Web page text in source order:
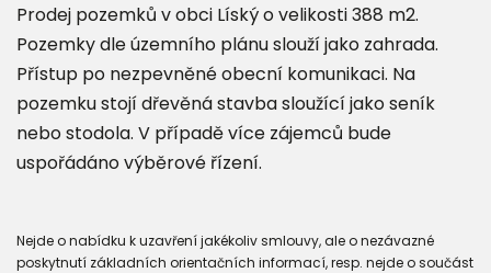
Prodej pozemků v obci Líský o velikosti 388 m2.
Pozemky dle územního plánu slouží jako zahrada.
Přístup po nezpevněné obecní komunikaci. Na
pozemku stojí dřevěná stavba sloužící jako seník
nebo stodola. V případě více zájemců bude
uspořádáno výběrové řízení.
Nejde o nabídku k uzavření jakékoliv smlouvy, ale o nezávazné
poskytnutí základních orientačních informací, resp. nejde o součást